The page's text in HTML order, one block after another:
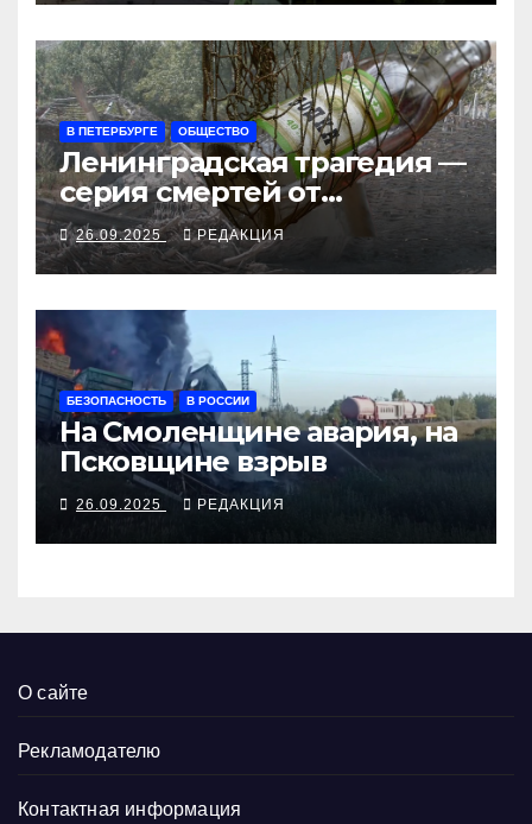
В ПЕТЕРБУРГЕ ОБЩЕСТВО
Ленинградская трагедия —
серия смертей от
алкосуррогата
26.09.2025 РЕДАКЦИЯ
БЕЗОПАСНОСТЬ В РОССИИ
На Смоленщине авария, на
Псковщине взрыв
26.09.2025 РЕДАКЦИЯ
О сайте
Рекламодателю
Контактная информация